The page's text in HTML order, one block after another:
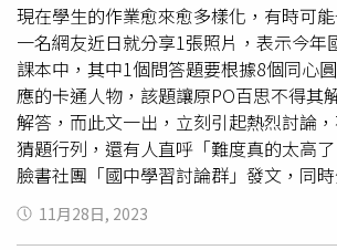
現在學生的作業愈來愈多樣化，有時可
一名網友近日就分享1張照片，表示今年
課本中，其中1個問答題要根據8個同心
應的卡通人物，該題讓原PO百思不得其
解答，而此文一出，立刻引起熱烈討論
猜題行列，還有人直呼「難度真的太高
臉書社團「國中學習討論群」發文，同
年級藝術課本的照片，從照片中可見，
生根據不同顏色的「同心圓」，猜出所
11月28日, 2023